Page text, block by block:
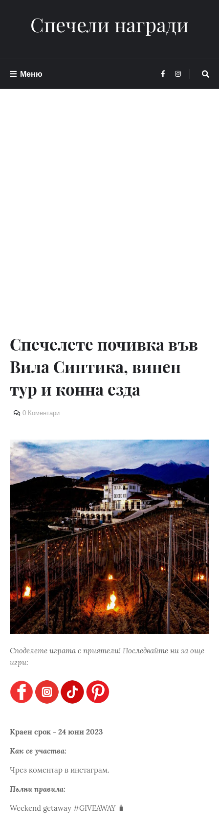
Спечели награди
Меню
Спечелете почивка във
Вила Синтика, винен
тур и конна езда
0 Коментари
Споделете играта с приятели! Последвайте ни за още
игри:
Краен срок - 24 юни 2023
Как се участва:
Чрез коментар в инстаграм.
Пълни правила:
Weekend getaway #GIVEAWAY 🧳